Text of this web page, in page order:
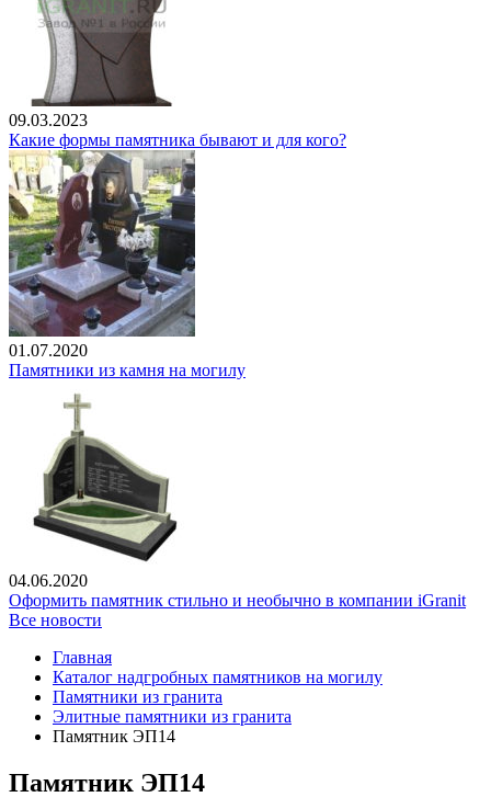
09.03.2023
Какие формы памятника бывают и для кого?
01.07.2020
Памятники из камня на могилу
04.06.2020
Оформить памятник стильно и необычно в компании iGranit
Все новости
Главная
Каталог надгробных памятников на могилу
Памятники из гранита
Элитные памятники из гранита
Памятник ЭП14
Памятник ЭП14